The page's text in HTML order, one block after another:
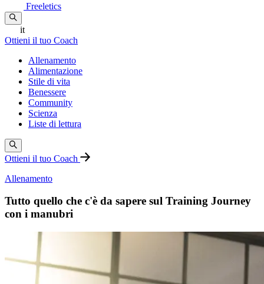
Freeletics
it
Ottieni il tuo Coach
Allenamento
Alimentazione
Stile di vita
Benessere
Community
Scienza
Liste di lettura
Ottieni il tuo Coach
Allenamento
Tutto quello che c'è da sapere sul Training Journey
con i manubri